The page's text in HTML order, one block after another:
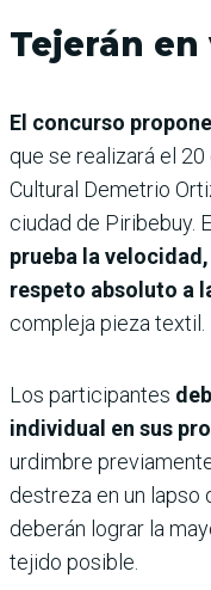
Tejerán en
El concurso
que se realizará el 20
Cultural Demetrio
ciudad de Piribebuy.
prueba la
respeto absoluto a
compleja pieza textil.
Los participantes
individual en sus
urdimbre
destreza en un lapso
deberán lograr la
tejido posible.